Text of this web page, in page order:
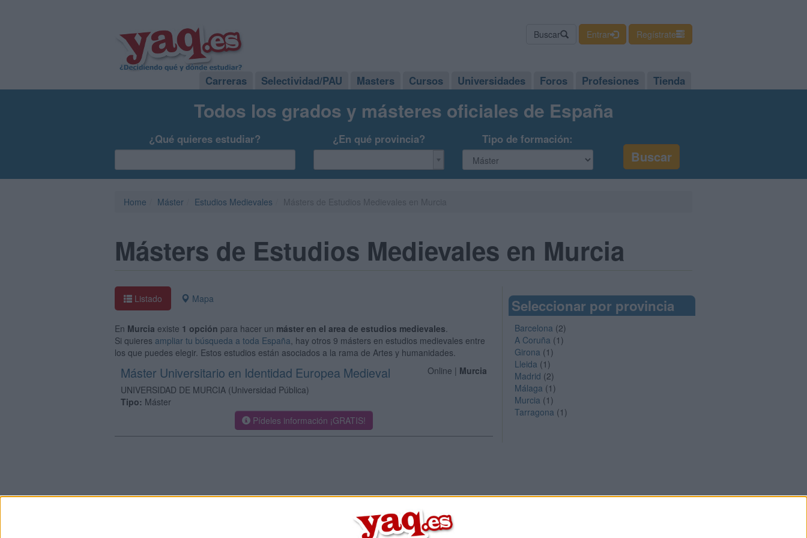
Buscar Entrar Regístrate
Carreras Selectividad/PAU Masters Cursos Universidades Foros Profesiones Tienda
Todos los grados y másteres oficiales de España
¿Qué quieres estudiar? ¿En qué provincia? Tipo de formación:
Home Máster Estudios Medievales
Másters de Estudios Medievales en Murcia
Listado Mapa
En Murcia existe 1 opción para hacer un máster en el area de estudios medievales.
Si quieres ampliar tu búsqueda a toda España, hay otros 9 másters en estudios medievales entre
los que puedes elegir. Estos estudios están asociados a la rama de Artes y humanidades.
Online | Murcia
Máster Universitario en Identidad Europea Medieval
UNIVERSIDAD DE MURCIA (Universidad Pública)
Tipo: Máster
Pídeles información ¡GRATIS!
Seleccionar por provincia
Barcelona (2)
A Coruña (1)
Girona (1)
Lleida (1)
Madrid (2)
Málaga (1)
Murcia (1)
Tarragona (1)